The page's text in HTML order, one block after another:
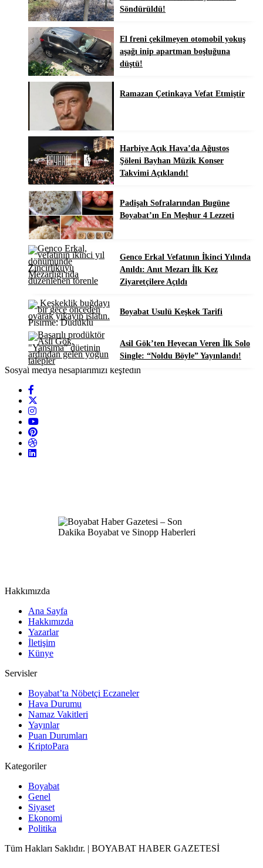
Söndürüldü!
El freni çekilmeyen otomobil yokuş
aşağı inip apartman boşluğuna
düştü!
Ramazan Çetinkaya Vefat Etmiştir
Harbiye Açık Hava’da Ağustos
Şöleni Bayhan Müzik Konser
Takvimi Açıklandı!
Padişah Sofralarından Bugüne
Boyabat’ın En Meşhur 4 Lezzeti
Genco Erkal Vefatının İkinci Yılında
Anıldı: Anıt Mezarı İlk Kez
Ziyaretçilere Açıldı
Boyabat Usulü Keşkek Tarifi
Asil Gök’ten Heyecan Veren İlk Solo
Single: “Noldu Böyle” Yayınlandı!
Sosyal medya hesaplarımızı keşfedin
Hakkımızda
Ana Sayfa
Hakkımızda
Yazarlar
İletişim
Künye
Servisler
Boyabat’ta Nöbetçi Eczaneler
Hava Durumu
Namaz Vakitleri
Yayınlar
Puan Durumları
KriptoPara
Kategoriler
Boyabat
Genel
Siyaset
Ekonomi
Politika
Tüm Hakları Saklıdır. | BOYABAT HABER GAZETESİ